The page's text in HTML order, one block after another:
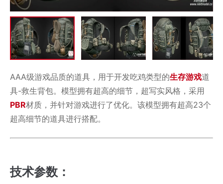
AAA级游戏品质的道具，用于开发吃鸡类型的生存游戏道
具-救生背包。模型拥有超高的细节，超写实风格，采用
PBR材质，并针对游戏进行了优化。该模型拥有超高23个
超高细节的道具进行搭配。
技术参数：